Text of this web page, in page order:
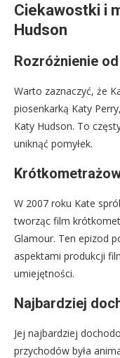
Ciekawostki i
Hudson
Rozróżnienie
Warto zaznaczyć, że
piosenkarką Katy
Katy Hudson. To
uniknąć pomyłek.
W 2007 roku Kate
tworząc film
Glamour. Ten epizod
aspektami produkcji
umiejętności.
Najbardziej
Jej najbardziej
przychodów była